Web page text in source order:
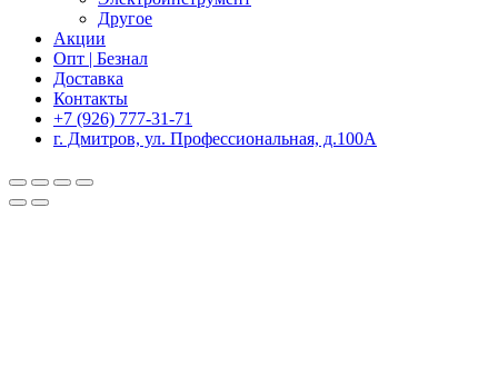
Другое
Акции
Опт | Безнал
Доставка
Контакты
+7 (926) 777-31-71
г. Дмитров, ул. Профессиональная, д.100А